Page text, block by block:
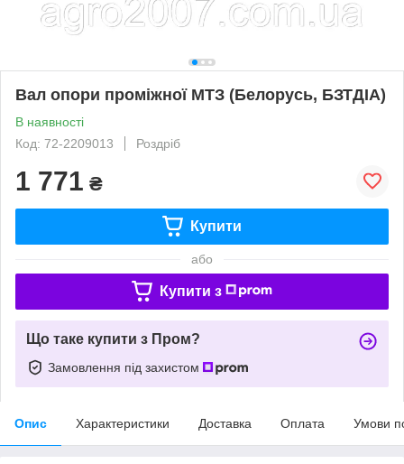
Вал опори проміжної МТЗ (Белорусь, БЗТДІА)
В наявності
Код: 72-2209013
Роздріб
1 771 ₴
Купити
або
Купити з
Що таке купити з Пром?
Замовлення під захистом
Опис Характеристики Доставка Оплата Умови